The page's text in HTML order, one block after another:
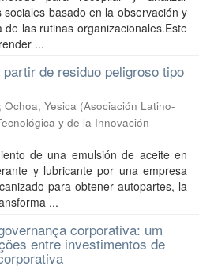
basado en la observación y
las rutinas organizacionales.Este
...
de residuo peligroso tipo
; Ochoa, Yesica (Asociación Latino-
y de la Innovación
de una emulsión de aceite en
y lubricante por una empresa
para obtener autopartes, la
...
corporativa: um
entre investimentos de